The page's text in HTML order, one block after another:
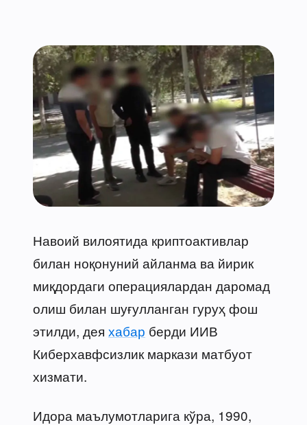
Навоий вилоятида криптоактивлар
билан ноқонуний айланма ва йирик
миқдордаги операциялардан даромад
олиш билан шуғулланган гуруҳ фош
этилди, дея хабар берди ИИВ
Киберхавфсизлик маркази матбуот
хизмати.
Идора маълумотларига кўра, 1990,